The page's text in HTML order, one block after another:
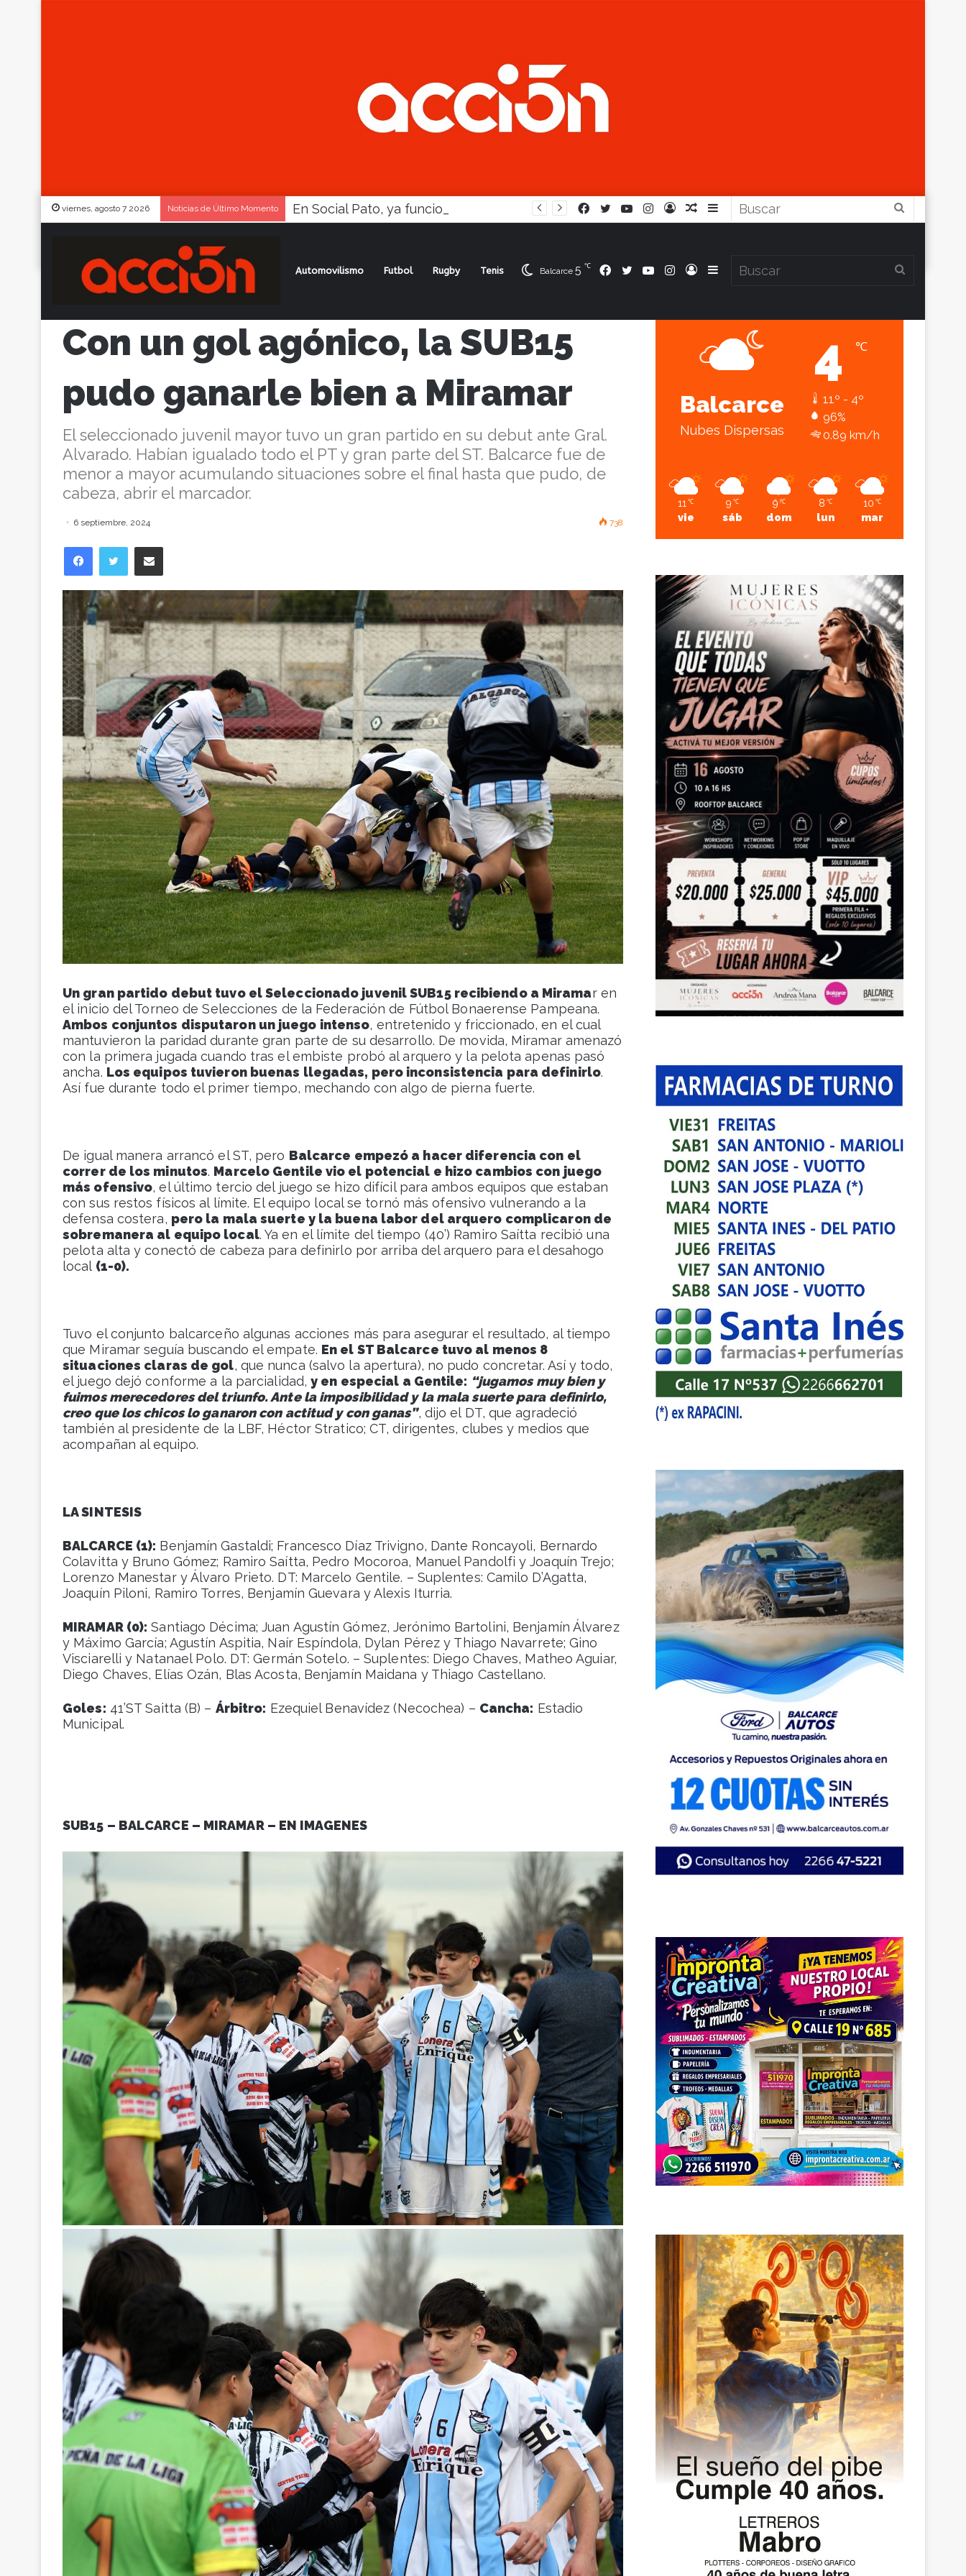
viernes, agosto 7 2026 Noticias de Último Momento
Barra
Artículo
Iniciar
Instagram
YouTube
Twitter
Facebook
Automovilismo Futbol Rugby Tenis Barra
Lateral
Iniciar
Sesión
Instagram
YouTube
Twitter
Facebook
Balcarce 5 ℃
Inicio/ Actualidad /Con un gol agónico, la SUB15 pudo ganarle bien a Miramar
Con un gol agónico, la SUB15
pudo ganarle bien a Miramar
El seleccionado juvenil mayor tuvo un gran partido en su debut ante Gral.
Alvarado. Habían igualado todo el PT y gran parte del ST. Balcarce fue de
menor a mayor acumulando situaciones sobre el final hasta que pudo, de
cabeza, abrir el marcador.
6 septiembre, 2024 738
Facebook
Un gran partido debut tuvo el Seleccionado juvenil SUB15 recibiendo a Miramar en
el inicio del Torneo de Selecciones de la Federación de Fútbol Bonaerense Pampeana.
Ambos conjuntos disputaron un juego intenso, entretenido y friccionado, en el cual
mantuvieron la paridad durante gran parte de su desarrollo. De movida, Miramar amenazó
con la primera jugada cuando tras el embiste probó al arquero y la pelota apenas pasó
ancha. Los equipos tuvieron buenas llegadas, pero inconsistencia para definirlo.
Así fue durante todo el primer tiempo, mechando con algo de pierna fuerte.
De igual manera arrancó el ST, pero Balcarce empezó a hacer diferencia con el
correr de los minutos. Marcelo Gentile vio el potencial e hizo cambios con juego
más ofensivo, el último tercio del juego se hizo difícil para ambos equipos que estaban
con sus restos físicos al límite. El equipo local se tornó más ofensivo vulnerando a la
defensa costera, pero la mala suerte y la buena labor del arquero complicaron de
sobremanera al equipo local. Ya en el límite del tiempo (40’) Ramiro Saítta recibió una
pelota alta y conectó de cabeza para definirlo por arriba del arquero para el desahogo
local (1-0).
Tuvo el conjunto balcarceño algunas acciones más para asegurar el resultado, al tiempo
que Miramar seguía buscando el empate. En el ST Balcarce tuvo al menos 8
situaciones claras de gol, que nunca (salvo la apertura), no pudo concretar. Así y todo,
el juego dejó conforme a la parcialidad,y en especial a Gentile: “jugamos muy bien y
fuimos merecedores del triunfo. Ante la imposibilidad y la mala suerte para definirlo,
creo que los chicos lo ganaron con actitud y con ganas”, dijo el DT, que agradeció
también al presidente de la LBF, Héctor Stratico; CT, dirigentes, clubes y medios que
acompañan al equipo.
LA SINTESIS
BALCARCE (1): Benjamín Gastaldi; Francesco Díaz Trivigno, Dante Roncayoli, Bernardo
Colavitta y Bruno Gómez; Ramiro Saítta, Pedro Mocoroa, Manuel Pandolfi y Joaquín Trejo;
Lorenzo Manestar y Álvaro Prieto. DT: Marcelo Gentile. – Suplentes: Camilo D’Agatta,
Joaquín Piloni, Ramiro Torres, Benjamín Guevara y Alexis Iturria.
MIRAMAR (0): Santiago Décima; Juan Agustín Gómez, Jerónimo Bartolini, Benjamín Álvarez
y Máximo García; Agustín Aspitia, Naír Espíndola, Dylan Pérez y Thiago Navarrete; Gino
Visciarelli y Natanael Polo. DT: Germán Sotelo. – Suplentes: Diego Chaves, Matheo Aguiar,
Diego Chaves, Elías Ozán, Blas Acosta, Benjamín Maidana y Thiago Castellano.
Goles: 41’ST Saitta (B) – Árbitro: Ezequiel Benavídez (Necochea) – Cancha: Estadio
Municipal.
SUB15 – BALCARCE – MIRAMAR – EN IMAGENES
Balcarce
Nubes Dispersas
4 ℃
11º - 4º
96%
0.89 km/h
11 ℃
vie
9 ℃
sáb
9 ℃
dom
8 ℃
lun
10 ℃
mar